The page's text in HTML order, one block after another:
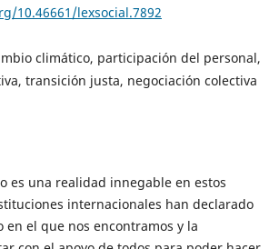
10.46661/lexsocial.7892
climático, participación del personal,
transición justa, negociación colectiva
es una realidad innegable en estos
internacionales han declarado
en el que nos encontramos y la